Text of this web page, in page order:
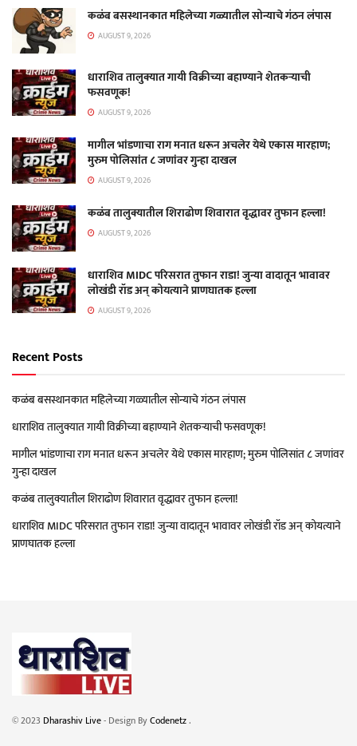
कळंब बसस्थानकात महिलेच्या गळ्यातील सोन्याचे गंठन लंपास
AUGUST 9, 2026
धाराशिव तालुक्यात गायी विक्रीच्या बहाण्याने शेतकऱ्याची
फसवणूक!
AUGUST 9, 2026
मागील भांडणाचा राग मनात धरून अचलेर येथे एकास मारहाण;
मुरुम पोलिसांत ८ जणांवर गुन्हा दाखल
AUGUST 9, 2026
कळंब तालुक्यातील शिराढोण शिवारात वृद्धावर तुफान हल्ला!
AUGUST 9, 2026
धाराशिव MIDC परिसरात तुफान राडा! जुन्या वादातून भावावर
लोखंडी रॉड अन् कोयत्याने प्राणघातक हल्ला
AUGUST 9, 2026
Recent Posts
कळंब बसस्थानकात महिलेच्या गळ्यातील सोन्याचे गंठन लंपास
धाराशिव तालुक्यात गायी विक्रीच्या बहाण्याने शेतकऱ्याची फसवणूक!
मागील भांडणाचा राग मनात धरून अचलेर येथे एकास मारहाण; मुरुम पोलिसांत ८ जणांवर
गुन्हा दाखल
कळंब तालुक्यातील शिराढोण शिवारात वृद्धावर तुफान हल्ला!
धाराशिव MIDC परिसरात तुफान राडा! जुन्या वादातून भावावर लोखंडी रॉड अन् कोयत्याने
प्राणघातक हल्ला
© 2023 Dharashiv Live- Design ByCodenetz.